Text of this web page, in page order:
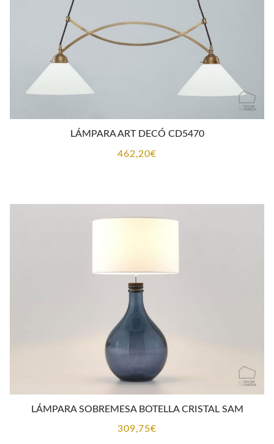
LÁMPARA ART DECÓ CD5470
462,20€
LÁMPARA SOBREMESA BOTELLA CRISTAL SAM
309,75€